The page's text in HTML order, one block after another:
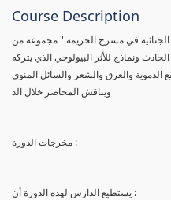
Course Description
الجنائية في مسرح الجريمة " مجموعة من
ونماذج للأثر البيولوجي الذي يتركه
الدموية والعرق والشعر والسائل المنوي
ويناقش المحاضر خلال الد
مخرجات الدورة :
يستطيع الدارس لهذه الدورة أن :